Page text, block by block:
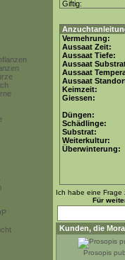
Giftig:
Vermehrung:
Aussaat Zeit:
Aussaat Tiefe:
Aussaat
Aussaat
Aussaat
Keimzeit:
Giessen:
Düngen:
Schädlinge:
Substrat:
Weiterkultur:
Überwinterung:
Ich habe eine Frage
Für
Kunden, die
Prosopis